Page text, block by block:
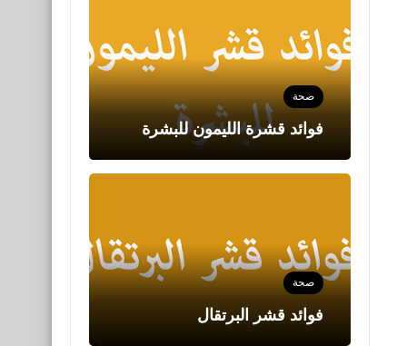
صحة
فوائد قشر البرتقال
أفضل طريق لنفخ الخدود
طبيعيا بالوصفات السهلة
البسيطة